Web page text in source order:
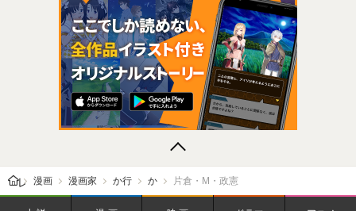
レビューン トップ
漫画 漫画家 か行 か 片倉・M・政憲